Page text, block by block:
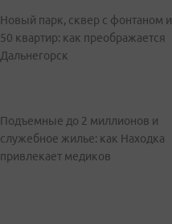
Новый парк, сквер с фонтаном и
50 квартир: как преображается
Дальнегорск
Подъемные до 2 миллионов и
служебное жилье: как Находка
привлекает медиков